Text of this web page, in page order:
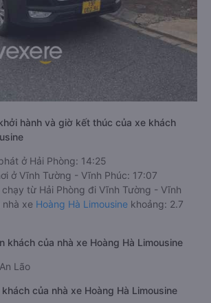
hành và giờ kết thúc của xe khách
ở Hải Phòng: 14:25
ở Vĩnh Tường - Vĩnh Phúc: 17:07
chạy từ Hải Phòng đi Vĩnh Tường - Vĩnh
nhà xe Hoàng Hà Limousine khoảng: 2.7
khách của nhà xe Hoàng Hà Limousine
Lão
của nhà xe Hoàng Hà Limousine